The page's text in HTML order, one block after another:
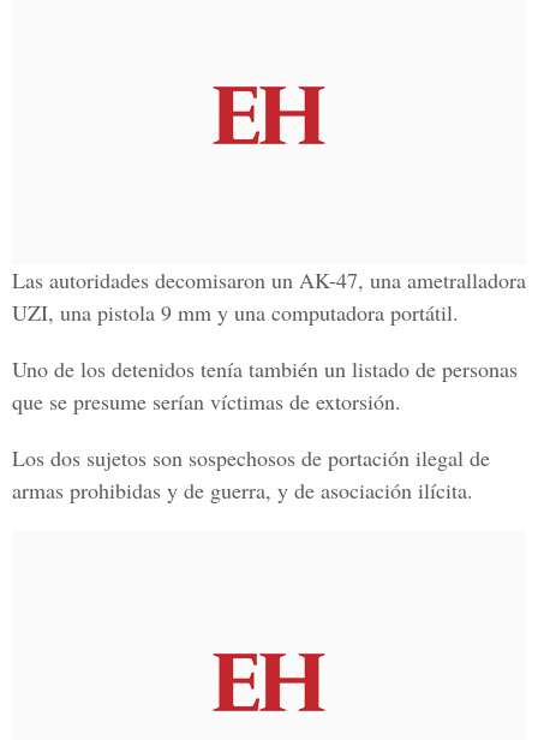
Las autoridades decomisaron un AK-47, una ametralladora
UZI, una pistola 9 mm y una computadora portátil.
Uno de los detenidos tenía también un listado de personas
que se presume serían víctimas de extorsión.
Los dos sujetos son sospechosos de portación ilegal de
armas prohibidas y de guerra, y de asociación ilícita.